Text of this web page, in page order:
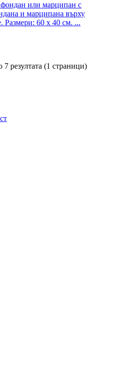
или марципан с
и марципана върху
Размери: 60 х 40 см. ...
резултата (1 страници)